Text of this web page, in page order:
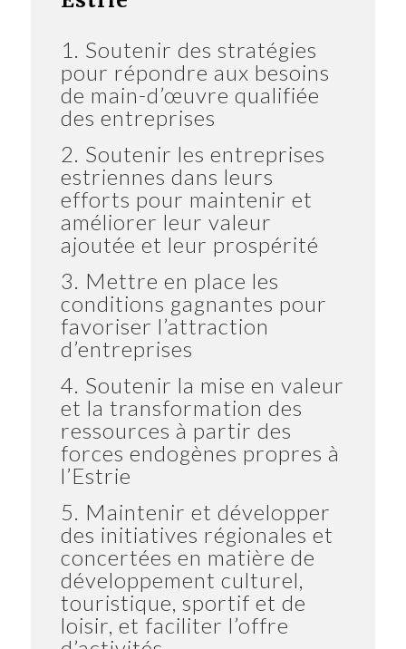
1. Soutenir des stratégies
pour répondre aux besoins
de main-d’œuvre qualifiée
des entreprises
2. Soutenir les entreprises
estriennes dans leurs
efforts pour maintenir et
améliorer leur valeur
ajoutée et leur prospérité
3. Mettre en place les
conditions gagnantes pour
favoriser l’attraction
d’entreprises
4. Soutenir la mise en valeur
et la transformation des
ressources à partir des
forces endogènes propres à
l’Estrie
5. Maintenir et développer
des initiatives régionales et
concertées en matière de
développement culturel,
touristique, sportif et de
loisir, et faciliter l’offre